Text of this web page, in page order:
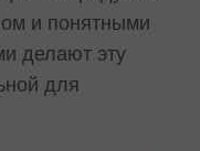
и понятными
делают эту
для